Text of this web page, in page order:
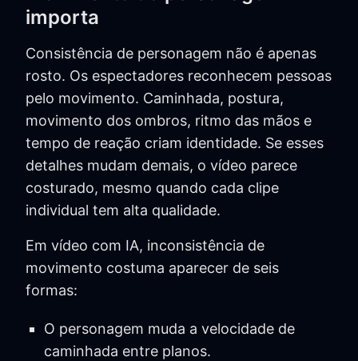
importa
Consistência de personagem não é apenas
rosto. Os espectadores reconhecem pessoas
pelo movimento. Caminhada, postura,
movimento dos ombros, ritmo das mãos e
tempo de reação criam identidade. Se esses
detalhes mudam demais, o vídeo parece
costurado, mesmo quando cada clipe
individual tem alta qualidade.
Em vídeo com IA, inconsistência de
movimento costuma aparecer de seis
formas:
O personagem muda a velocidade de
caminhada entre planos.